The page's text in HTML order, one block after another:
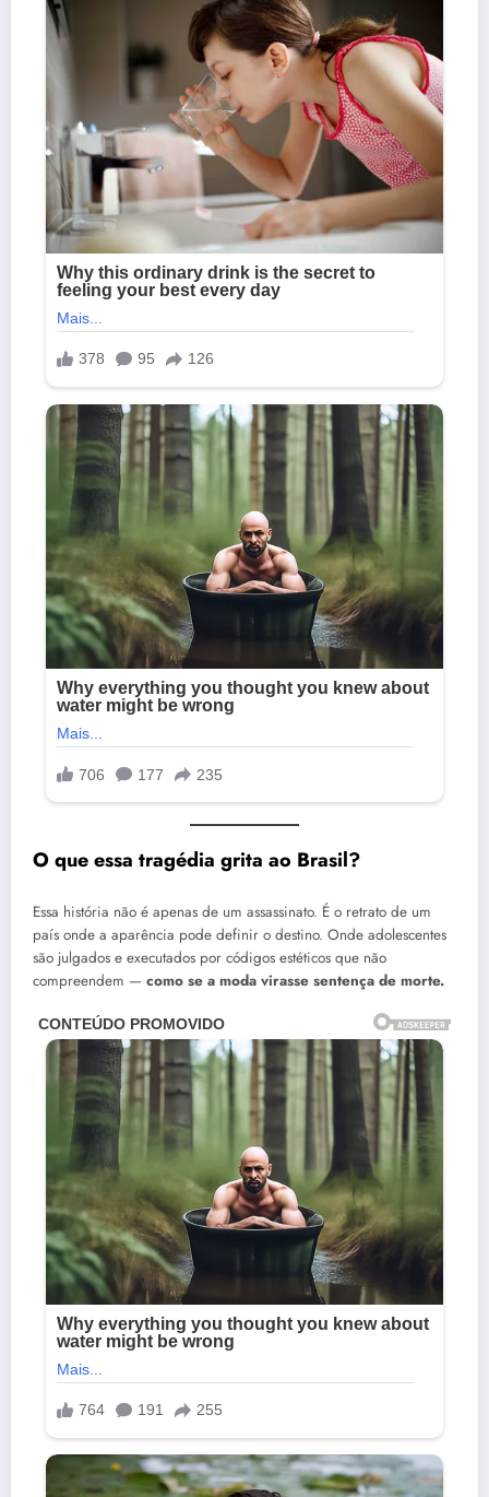
O que essa tragédia grita ao Brasil?
Essa história não é apenas de um assassinato. É o retrato de um
país onde a aparência pode definir o destino. Onde adolescentes
são julgados e executados por códigos estéticos que não
compreendem — como se a moda virasse sentença de morte.